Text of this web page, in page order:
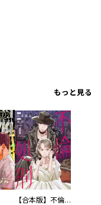
もっと見る
【合本版】不倫処刑